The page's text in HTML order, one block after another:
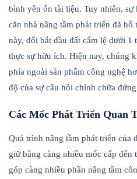
bình yên ổn tài liệu. Tuy nhiên, sự
căn nhà nâng tầm phát triển đã
này, đổi bắt đầu đất cẩm lệ dưới 1
thực sự hữu ích. Hiện nay, chúng
phía ngoài sản phẩm công nghệ
độ của sự câu hỏi chỉnh chữa
Các Mốc Phát Triển Quan
Quá trình nâng tầm phát triển của
giữ bằng càng nhiều mốc cấp
góp càng nhiều phần nâng tầm